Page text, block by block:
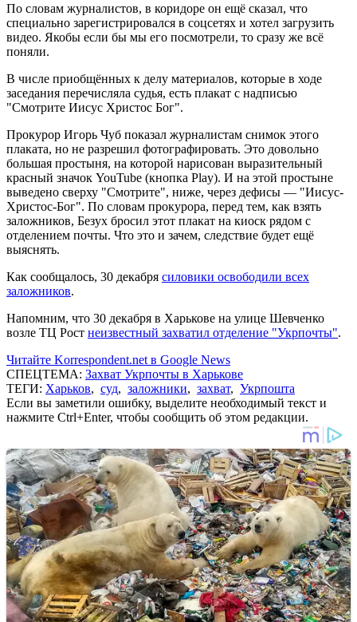
По словам журналистов, в коридоре он ещё сказал, что
специально зарегистрировался в соцсетях и хотел загрузить
видео. Якобы если бы мы его посмотрели, то сразу же всё
поняли.
В числе приобщённых к делу материалов, которые в ходе
заседания перечисляла судья, есть плакат с надписью
"Смотрите Иисус Христос Бог".
Прокурор Игорь Чуб показал журналистам снимок этого
плаката, но не разрешил фотографировать. Это довольно
большая простыня, на которой нарисован выразительный
красный значок YouTube (кнопка Play). И на этой простыне
выведено сверху "Смотрите", ниже, через дефисы — "Иисус-
Христос-Бог". По словам прокурора, перед тем, как взять
заложников, Безух бросил этот плакат на киоск рядом с
отделением почты. Что это и зачем, следствие будет ещё
выяснять.
Как сообщалось, 30 декабря силовики освободили всех
заложников.
Напомним, что 30 декабря в Харькове на улице Шевченко
возле ТЦ Рост неизвестный захватил отделение "Укрпочты".
Читайте Korrespondent.net в Google News
СПЕЦТЕМА: Захват Укрпочты в Харькове
ТЕГИ: Харьков, суд, заложники, захват, Укрпошта
Если вы заметили ошибку, выделите необходимый текст и
нажмите Ctrl+Enter, чтобы сообщить об этом редакции.